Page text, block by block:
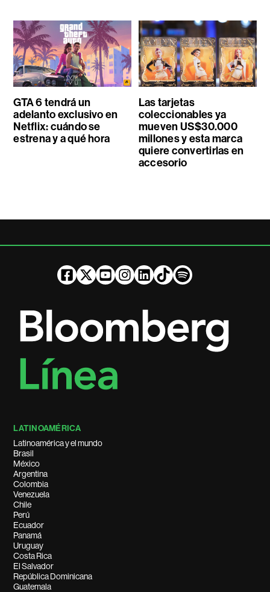
GTA 6 tendrá un
adelanto exclusivo en
Netflix: cuándo se
estrena y a qué hora
Las tarjetas
coleccionables ya
mueven US$30.000
millones y esta marca
quiere convertirlas en
accesorio
LATINOAMÉRICA
Latinoamérica y el mundo
Brasil
México
Argentina
Colombia
Venezuela
Chile
Perú
Ecuador
Panamá
Uruguay
Costa Rica
El Salvador
República Dominicana
Guatemala